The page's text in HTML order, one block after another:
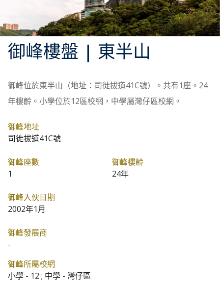
御峰樓盤 | 東半山
御峰位於東半山（地址：司徙拔道41C號）。共有1座。24
年樓齡。小學位於12區校網，中學屬灣仔區校網。
御峰地址
司徙拔道41C號
御峰座數
1
御峰樓齡
24年
御峰入伙日期
2002年1月
御峰發展商
-
御峰所屬校網
小學 - 12 ; 中學 - 灣仔區